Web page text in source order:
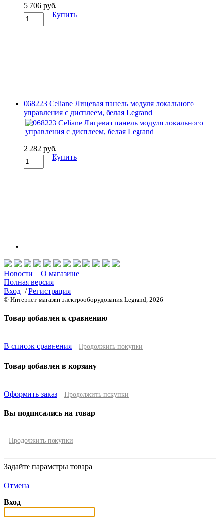
5 706 руб.
Купить
068223 Celiane Лицевая панель модуля локального
управления с дисплеем, белая Legrand
2 282 руб.
Купить
Новости
О магазине
Полная версия
Вход /Регистрация
© Интернет-магазин электрооборудования Legrand, 2026
Товар добавлен к сравнению
В список сравнения Продолжить покупки
Товар добавлен в корзину
Оформить заказ Продолжить покупки
Вы подписались на товар
Продолжить покупки
Задайте параметры товара
Отмена
Вход